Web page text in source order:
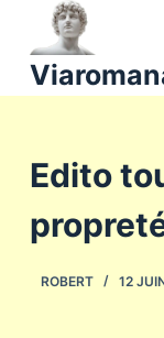
a
u
Edito
ROBERT 12